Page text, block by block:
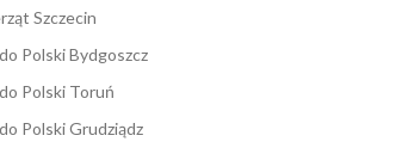
Szczecin
Polski Bydgoszcz
Polski Toruń
Polski Grudziądz